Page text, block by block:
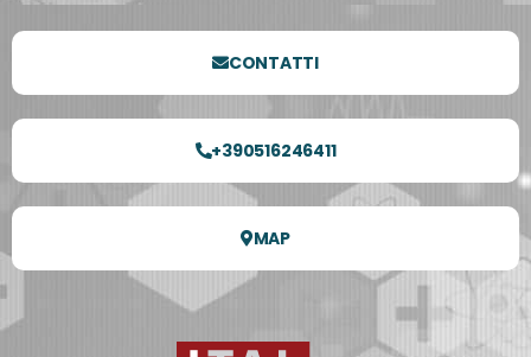
CONTATTI
+390516246411
MAP